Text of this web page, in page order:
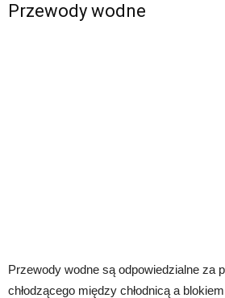
Przewody wodne
Przewody wodne są odpowiedzialne za
chłodzącego między chłodnicą a